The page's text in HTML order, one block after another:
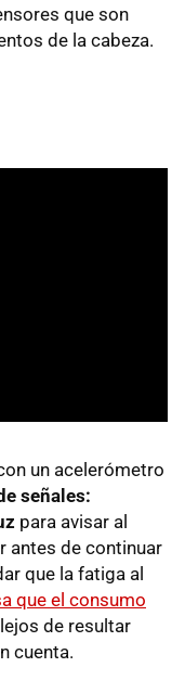
que son
de la cabeza.
un acelerómetro
señales:
para avisar al
antes de continuar
que la fatiga al
que el consumo
de resultar
cuenta.